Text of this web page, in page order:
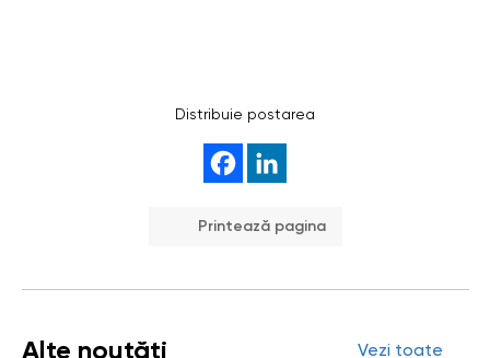
Distribuie postarea
Printează pagina
Alte noutăți Vezi toate